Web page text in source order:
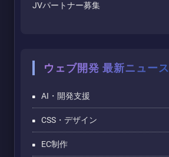
JVパートナー募集
ウェブ開発 最新ニュース
AI・開発支援
CSS・デザイン
EC制作